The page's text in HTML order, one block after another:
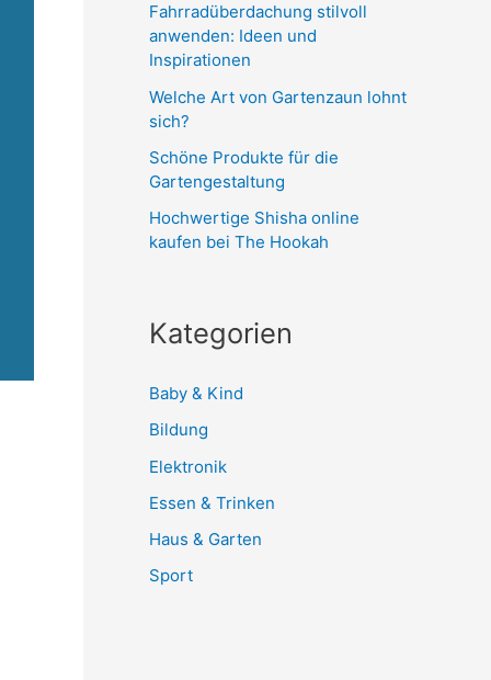
Fahrradüberdachung stilvoll
anwenden: Ideen und
Inspirationen
Welche Art von Gartenzaun lohnt
sich?
Schöne Produkte für die
Gartengestaltung
Hochwertige Shisha online
kaufen bei The Hookah
Kategorien
Baby & Kind
Bildung
Elektronik
Essen & Trinken
Haus & Garten
Sport